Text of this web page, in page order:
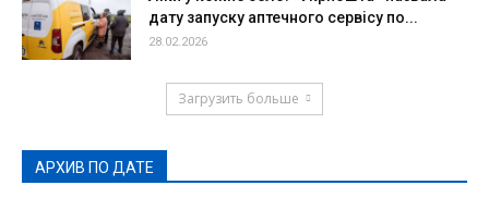
дату запуску аптечного сервісу по...
28.02.2026
Загрузить больше
АРХИВ ПО ДАТЕ